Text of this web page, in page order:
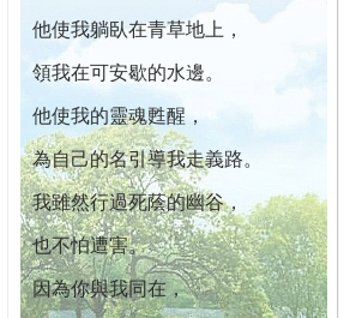
他使我躺臥在青草地上，
領我在可安歇的水邊。
他使我的靈魂甦醒，
為自己的名引導我走義路。
我雖然行過死蔭的幽谷，
也不怕遭害。
因為你與我同在，